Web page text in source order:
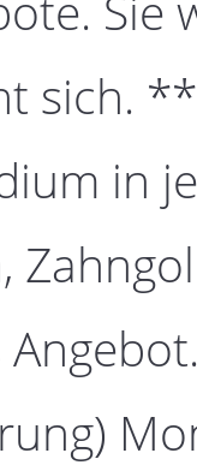
sich.
in